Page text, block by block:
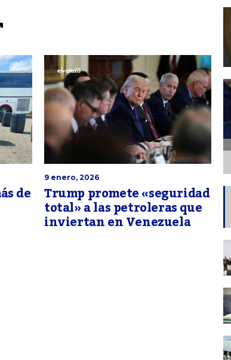
de
9 enero, 2026
Trump promete «seguridad
total» a las petroleras que
inviertan en Venezuela